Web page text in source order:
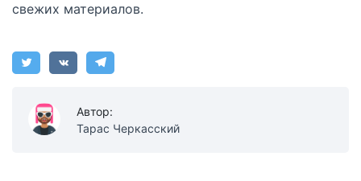
свежих материалов.
Автор:
Тарас Черкасский